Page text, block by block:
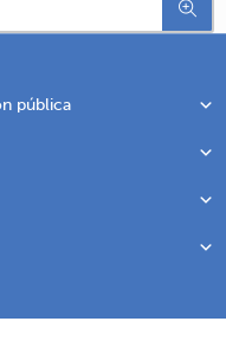
pública